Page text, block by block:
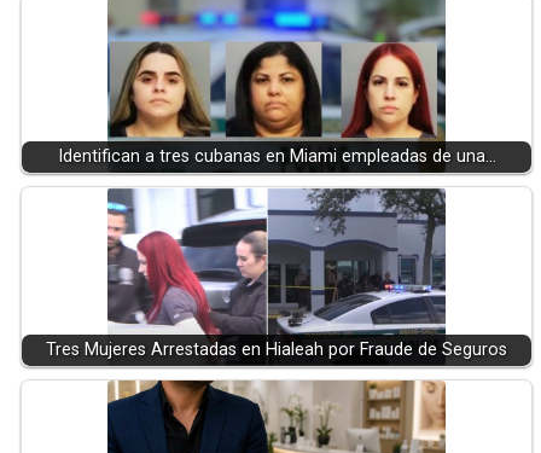
Identifican a tres cubanas en Miami empleadas de una…
Tres Mujeres Arrestadas en Hialeah por Fraude de Seguros